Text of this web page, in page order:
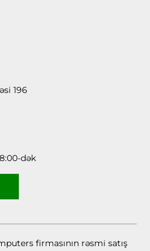
196
dək
firmasının rəsmi satış